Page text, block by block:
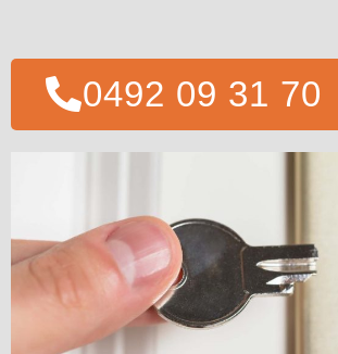
0492 09 31 70